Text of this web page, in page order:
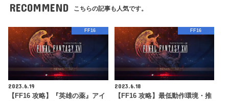
RECOMMEND こちらの記事も人気です。
FF16
2023.6.19
【FF16 攻略】『英雄の薬』アイ
FF16
2023.6.18
【FF16 攻略】最低動作環境・推